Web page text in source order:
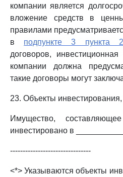
компании является
вложение средств в
правилами
в подпункте 3 пункта
договоров,
компании должна
такие договоры могут
23. Объекты
Имущество,
инвестировано в
--------------------------------
<*> Указываются объекты